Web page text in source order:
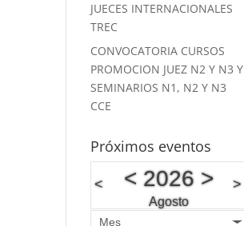
JUECES INTERNACIONALES
TREC
CONVOCATORIA CURSOS
PROMOCION JUEZ N2 Y N3 Y
SEMINARIOS N1, N2 Y N3
CCE
Próximos eventos
< <2026 >
Agosto
>
Mes